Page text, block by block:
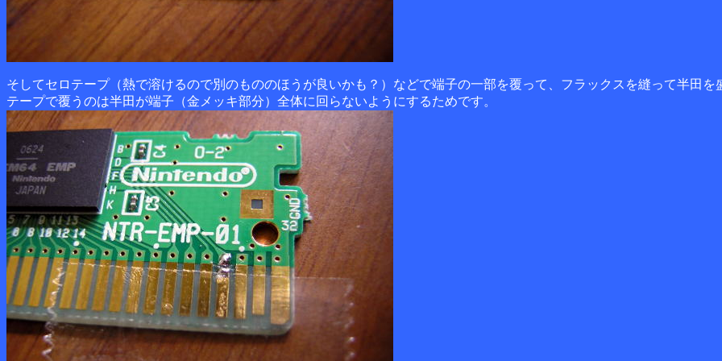
そしてセロテープ（熱で溶けるので別のもののほうが良いかも？）などで端子の一部を覆って、フラックスを縫って半田を
テープで覆うのは半田が端子（金メッキ部分）全体に回らないようにするためです。